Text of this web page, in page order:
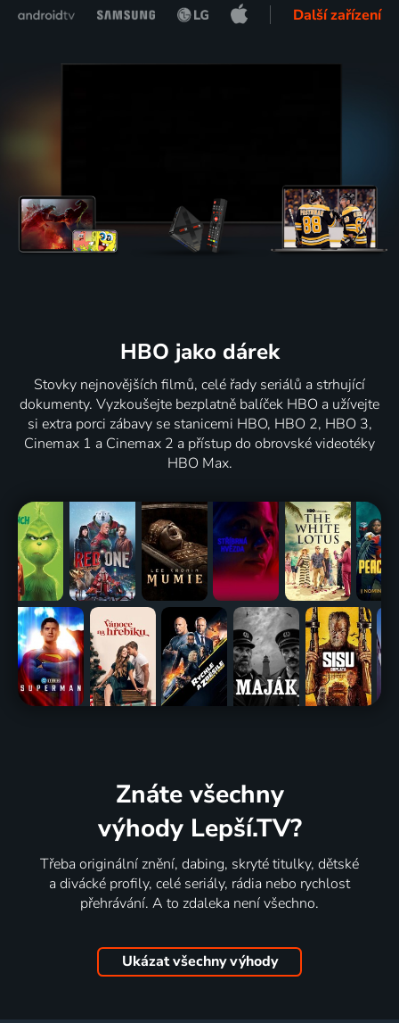
Další zařízení
HBO jako dárek
Stovky nejnovějších filmů, celé řady seriálů a strhující
dokumenty. Vyzkoušejte bezplatně balíček HBO a užívejte
si extra porci zábavy se stanicemi HBO, HBO 2, HBO 3,
Cinemax 1 a Cinemax 2 a přístup do obrovské videotéky
HBO Max.
Znáte všechny
výhody Lepší.TV?
Třeba originální znění, dabing, skryté titulky, dětské
a divácké profily, celé seriály, rádia nebo rychlost
přehrávání. A to zdaleka není všechno.
Ukázat všechny výhody